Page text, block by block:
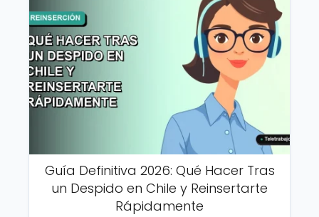
Guía Definitiva 2026: Qué Hacer Tras
un Despido en Chile y Reinsertarte
Rápidamente